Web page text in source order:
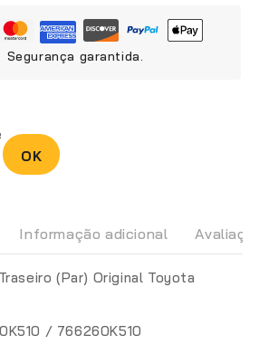
Segurança garantida.
OK
Informação adicional
(Par) Original Toyota
/ 766260K510